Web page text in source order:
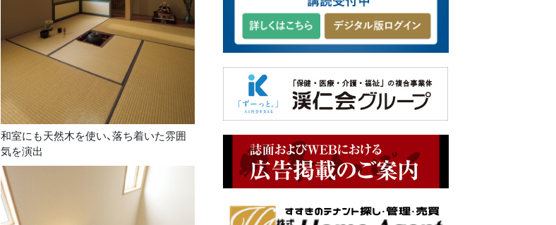
和室にも天然木を使い、落ち着いた雰囲
気を演出